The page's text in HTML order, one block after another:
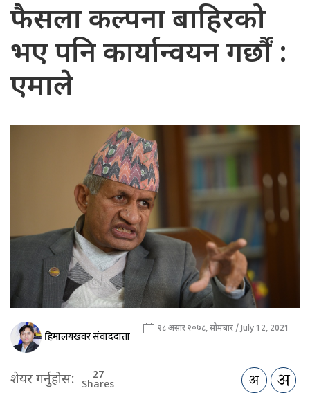
फैसला कल्पना बाहिरको
भए पनि कार्यान्वयन गर्छौं :
एमाले
हिमालयखवर संवाददाता २८ असार २०७८, सोमबार / July 12, 2021
शेयर गर्नुहोस: 27
Shares